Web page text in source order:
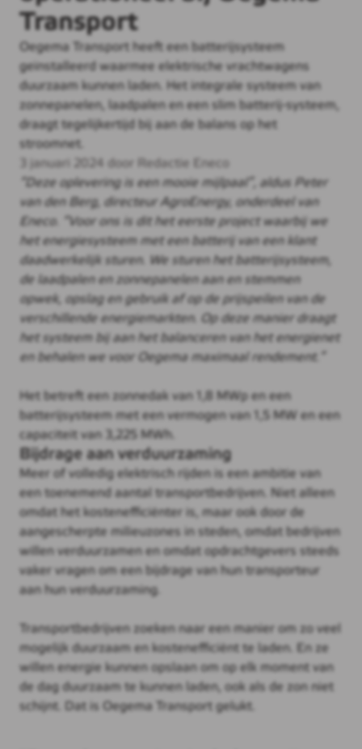
Transport
Oegema Transport heeft een batterijsysteem
geïnstalleerd waarmee elektrische vrachtwagens
duurzaam kunnen laden. Het integrale systeem van
zonnepanelen, laadpalen en een slim batterij-systeem,
draagt tegelijkertijd bij aan de balans op het
stroomnet.
3 januari 2024 door Redactie Eneco
“Deze oplevering is een mooie mijlpaal”, aldus Peter
van den Berg, directeur AgroEnergy, onderdeel van
Eneco. “Voor ons is dit het eerste project waarbij we
het energiesysteem met een batterij van een klant
daadwerkelijk sturen. We sturen het batterijsysteem,
de laadpalen en zonnepanelen aan en stemmen
opwek, opslag en gebruik af op de prijspeilen van de
verschillende energiemarkten. Op deze manier draagt
het systeem bij aan het balanceren van het energienet
en behalen we voor Oegema maximaal rendement.”
Het betreft een zonnedak van 1,8 MWp en een
batterijsysteem met een vermogen van 1,5 MW en een
capaciteit van 3,225 MWh.
Bijdrage aan verduurzaming
Meer of volledig elektrisch rijden is een ambitie van
een toenemend aantal transportbedrijven. Niet alleen
omdat het kostenefficiënter is, maar ook door de
aangescherpte milieuzones in steden, omdat bedrijven
willen verduurzamen en omdat opdrachtgevers steeds
vaker vragen om een bijdrage van hun transporteur
aan hun verduurzaming.
Transportbedrijven zoeken naar een manier om zo veel
mogelijk duurzaam en kostenefficiënt te laden. En ze
willen energie kunnen opslaan om op elk moment van
de dag duurzaam te kunnen laden, ook als de zon niet
schijnt. Dat is Oegema Transport gelukt.